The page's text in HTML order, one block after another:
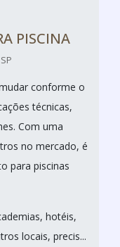
PISCINA
conforme o
técnicas,
Com uma
no mercado, é
para piscinas
hotéis,
locais, precis...